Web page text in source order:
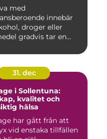
med
innebär
droger eller
gradvis tar en
31. dec
i Sollentuna:
kvalitet och
hälsa
har gått från att
vid enstaka tillfällen